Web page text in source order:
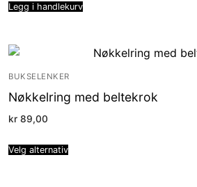
Legg i handlekurv
BUKSELENKER
Nøkkelring med beltekrok
kr 89,00
Velg alternativ